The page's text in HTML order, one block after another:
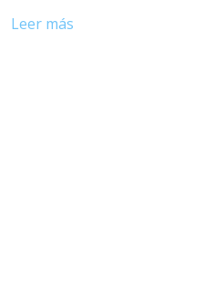
Leer más